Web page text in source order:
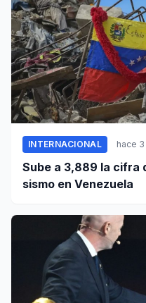
INTERNACIONAL hace
Sube a 3,889 la cifra
sismo en Venezuela